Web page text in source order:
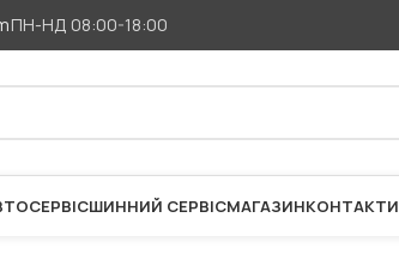
ПН-НД 08:00-18:00
ШИННИЙ СЕРВІСМАГАЗИНКОНТАКТИ